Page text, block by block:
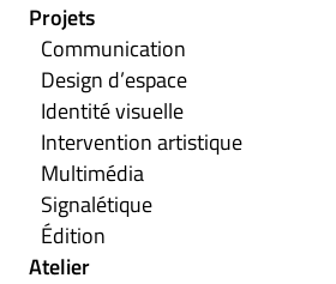
Projets
Communication
Design d’espace
Identité visuelle
Intervention artistique
Multimédia
Signalétique
Édition
Atelier